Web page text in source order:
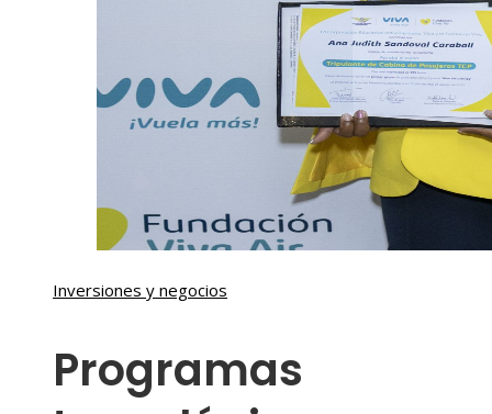
Inversiones y negocios
Programas